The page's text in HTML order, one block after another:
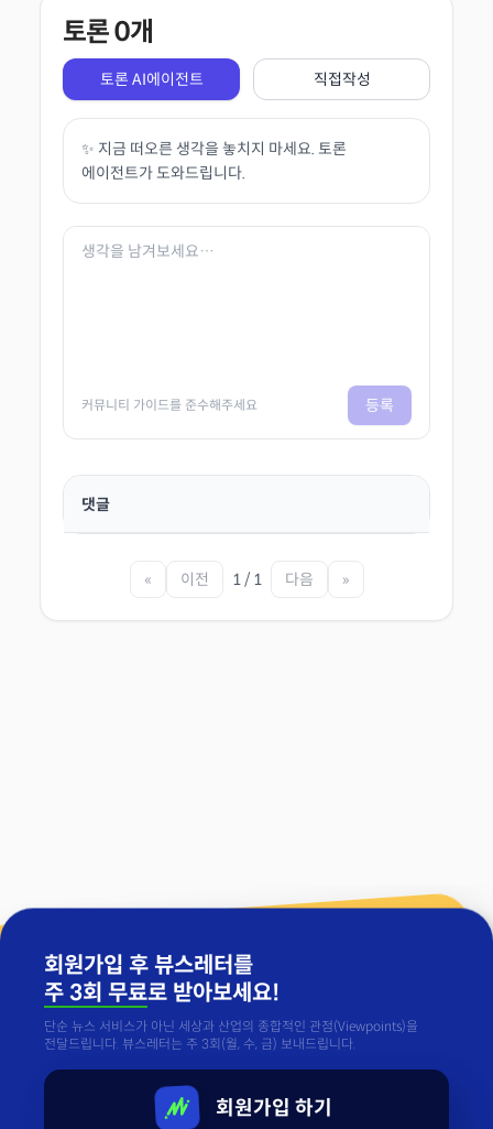
토론0개
토론 AI에이전트 직접작성
✨ 지금 떠오른 생각을 놓치지 마세요. 토론
에이전트가 도와드립니다.
커뮤니티 가이드를 준수해주세요 등록
댓글
« 이전 1 / 1 다음 »
회원가입 후 뷰스레터를
주 3회 무료로 받아보세요!
단순 뉴스 서비스가 아닌 세상과 산업의 종합적인 관점(Viewpoints)을
전달드립니다. 뷰스레터는 주 3회(월, 수, 금) 보내드립니다.
회원가입 하기